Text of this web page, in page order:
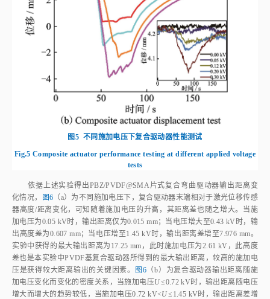
图5 不同施加电压下复合驱动器性能测试
Fig.5 Composite actuator performance testing at different applied voltage
tests
依据上述实验得出PBZ/PVDF@SMA片式复合弯曲驱动器输出距离变
化情况，
图6 （a）为不同施加电压下，复合驱动器末端相对于激光位移传感
器高度/距离变化，可知随着施加电压的升高，其距离差也随之增大。当施
加电压为0.05 kV时，输出距离仅为0.015 mm；当电压增大至0.43 kV时，输
出高度差为0.607 mm；当电压增至1.45 kV时，输出距离差增至7.976 mm。
实验中获得的最大输出距离为17.25 mm，此时施加电压为2.61 kV，此高度
差也是本实验中PVDF基复合驱动器所得到的最大输出距离，较高的施加电
压是获得较大距离输出的关键因素。 图6（b）为复合驱动器输出距离随施
加电压变化而变化的密度关系，当施加电压U≤0.72 kV时，输出距离随电压
增大而增大的趋势较低，当施加电压0.72 kV<U≤1.45 kV时，输出距离差增